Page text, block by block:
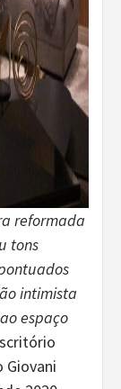
reformada
tons
intimista
espaço
Giovani